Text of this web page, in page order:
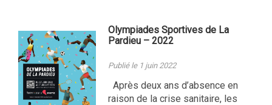
Olympiades Sportives de La
Pardieu – 2022
Publié le 1 juin 2022
Après deux ans d’absence en
raison de la crise sanitaire, les